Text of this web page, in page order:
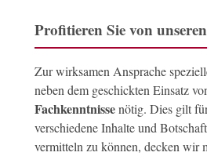
Profitieren Sie von
Zur wirksamen Ansprache
neben dem geschickten Einsatz
Fachkenntnissenötig. Dies gilt
verschiedene Inhalte und
vermitteln zu können, decken wir